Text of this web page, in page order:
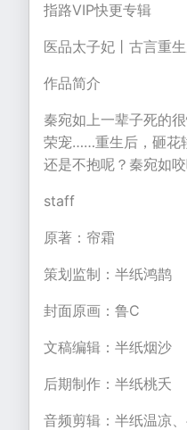
指路VIP快更专辑
医品太子妃丨古言重
作品简介
秦宛如上一辈子死的
荣宠……重生后，砸花
还是不抱呢？秦宛如
staff
原著：帘霜
策划监制：半纸鸿鹊
封面原画：鲁C
文稿编辑：半纸烟沙
后期制作：半纸桃夭
音频剪辑：半纸温凉